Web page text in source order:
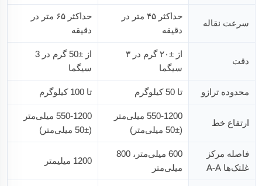
سرعت نقاله
حداکثر ۴۵ متر در
دقیقه
حداکثر ۶۵ متر در
دقیقه
دقت
از ±۲۰ گرم در ۳
سیگما
از ±50 گرم در 3
سیگما
محدوده ترازو تا 50 کیلوگرم تا 100 کیلوگرم
ارتفاع خط
550-1200 میلی‌متر
(±50 میلی‌متر)
550-1200 میلی‌متر
(±50 میلی‌متر)
فاصله مرکز
غلتک‌ها A-A
600 میلی‌متر، 800
میلی‌متر
1200 میلیمتر